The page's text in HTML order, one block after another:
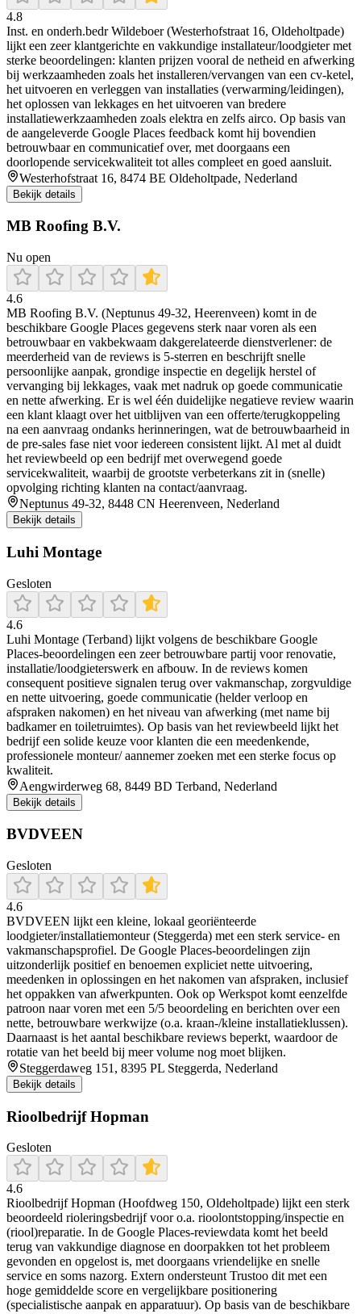
4.8
Inst. en onderh.bedr Wildeboer (Westerhofstraat 16, Oldeholtpade)
lijkt een zeer klantgerichte en vakkundige installateur/loodgieter met
sterke beoordelingen: klanten prijzen vooral de netheid en afwerking
bij werkzaamheden zoals het installeren/vervangen van een cv-ketel,
het uitvoeren en verleggen van installaties (verwarming/leidingen),
het oplossen van lekkages en het uitvoeren van bredere
installatiewerkzaamheden zoals elektra en zelfs airco. Op basis van
de aangeleverde Google Places feedback komt hij bovendien
betrouwbaar en communicatief over, met doorgaans een
doorlopende servicekwaliteit tot alles compleet en goed aansluit.
Westerhofstraat 16, 8474 BE Oldeholtpade, Nederland
Bekijk details
MB Roofing B.V.
Nu open
4.6
MB Roofing B.V. (Neptunus 49-32, Heerenveen) komt in de
beschikbare Google Places gegevens sterk naar voren als een
betrouwbaar en vakbekwaam dakgerelateerde dienstverlener: de
meerderheid van de reviews is 5-sterren en beschrijft snelle
persoonlijke aanpak, grondige inspectie en degelijk herstel of
vervanging bij lekkages, vaak met nadruk op goede communicatie
en nette afwerking. Er is wel één duidelijke negatieve review waarin
een klant klaagt over het uitblijven van een offerte/terugkoppeling
na een aanvraag ondanks herinneringen, wat de betrouwbaarheid in
de pre-sales fase niet voor iedereen consistent lijkt. Al met al duidt
het reviewbeeld op een bedrijf met overwegend goede
servicekwaliteit, waarbij de grootste verbeterkans zit in (snelle)
opvolging richting klanten na contact/aanvraag.
Neptunus 49-32, 8448 CN Heerenveen, Nederland
Bekijk details
Luhi Montage
Gesloten
4.6
Luhi Montage (Terband) lijkt volgens de beschikbare Google
Places-beoordelingen een zeer betrouwbare partij voor renovatie,
installatie/loodgieterswerk en afbouw. In de reviews komen
consequent positieve signalen terug over vakmanschap, zorgvuldige
en nette uitvoering, goede communicatie (helder verloop en
afspraken nakomen) en het niveau van afwerking (met name bij
badkamer en toiletruimtes). Op basis van het reviewbeeld lijkt het
bedrijf een solide keuze voor klanten die een meedenkende,
professionele monteur/ aannemer zoeken met een sterke focus op
kwaliteit.
Aengwirderweg 68, 8449 BD Terband, Nederland
Bekijk details
BVDVEEN
Gesloten
4.6
BVDVEEN lijkt een kleine, lokaal georiënteerde
loodgieter/installatiemonteur (Steggerda) met een sterk service- en
vakmanschapsprofiel. De Google Places-beoordelingen zijn
uitzonderlijk positief en benoemen expliciet nette uitvoering,
meedenken in oplossingen en het nakomen van afspraken, inclusief
het oppakken van afwerkpunten. Ook op Werkspot komt eenzelfde
patroon naar voren met een 5/5 beoordeling en berichten over een
nette, betrouwbare werkwijze (o.a. kraan-/kleine installatieklussen).
Daarnaast is het aantal beschikbare reviews beperkt, waardoor de
rotatie van het beeld bij meer volume nog moet blijken.
Steggerdaweg 151, 8395 PL Steggerda, Nederland
Bekijk details
Rioolbedrijf Hopman
Gesloten
4.6
Rioolbedrijf Hopman (Hoofdweg 150, Oldeholtpade) lijkt een sterk
beoordeeld rioleringsbedrijf voor o.a. rioolontstopping/inspectie en
(riool)reparatie. In de Google Places-reviewdata komt het beeld
terug van vakkundige diagnose en doorpakken tot het probleem
gevonden en opgelost is, met doorgaans vriendelijke en snelle
service en soms nazorg. Extern ondersteunt Trustoo dit met een
hoge gemiddelde score en vergelijkbare positionering
(specialistische aanpak en apparatuur). Op basis van de beschikbare